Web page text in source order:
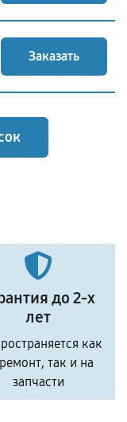
Заказать
до 2-х
лет
как
так и на
запчасти